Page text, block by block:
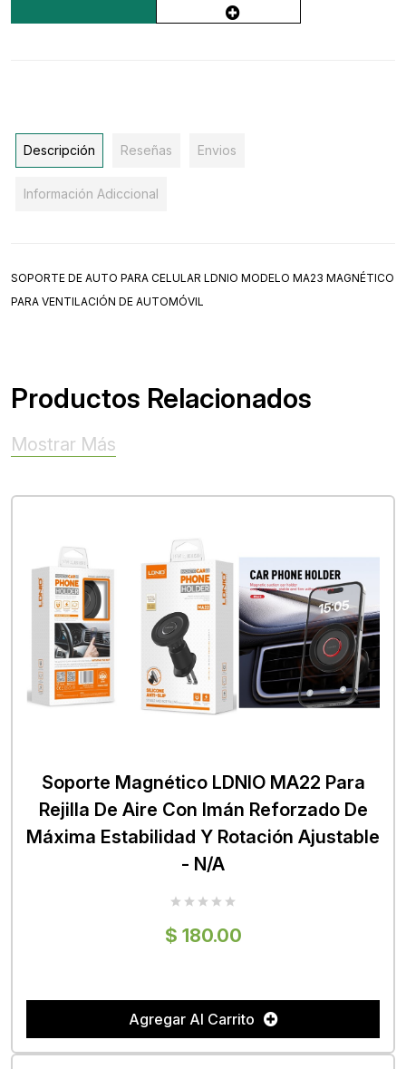
Descripción Reseñas Envios
Información Adiccional
SOPORTE DE AUTO PARA CELULAR LDNIO MODELO MA23 MAGNÉTICO
PARA VENTILACIÓN DE AUTOMÓVIL
Productos Relacionados
Mostrar Más
Soporte Magnético LDNIO MA22 Para
Rejilla De Aire Con Imán Reforzado De
Máxima Estabilidad Y Rotación Ajustable
- N/A
$ 180.00
Agregar Al Carrito